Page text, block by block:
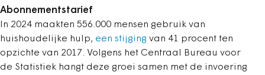
Abonnementstarief
In 2024 maakten 556.000 mensen gebruik van
huishoudelijke hulp, een stijging van 41 procent ten
opzichte van 2017. Volgens het Centraal Bureau voor
de Statistiek hangt deze groei samen met de invoering